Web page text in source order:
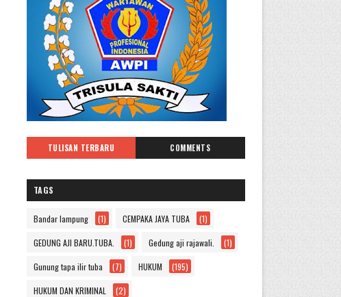
TULISAN TERBARU COMMENTS
TAGS
Bandar lampung (1) CEMPAKA JAYA TUBA (1)
GEDUNG AJI BARU.TUBA. (1) Gedung aji rajawali. (1)
Gunung tapa ilir tuba (7) HUKUM (195)
HUKUM DAN KRIMINAL (2)